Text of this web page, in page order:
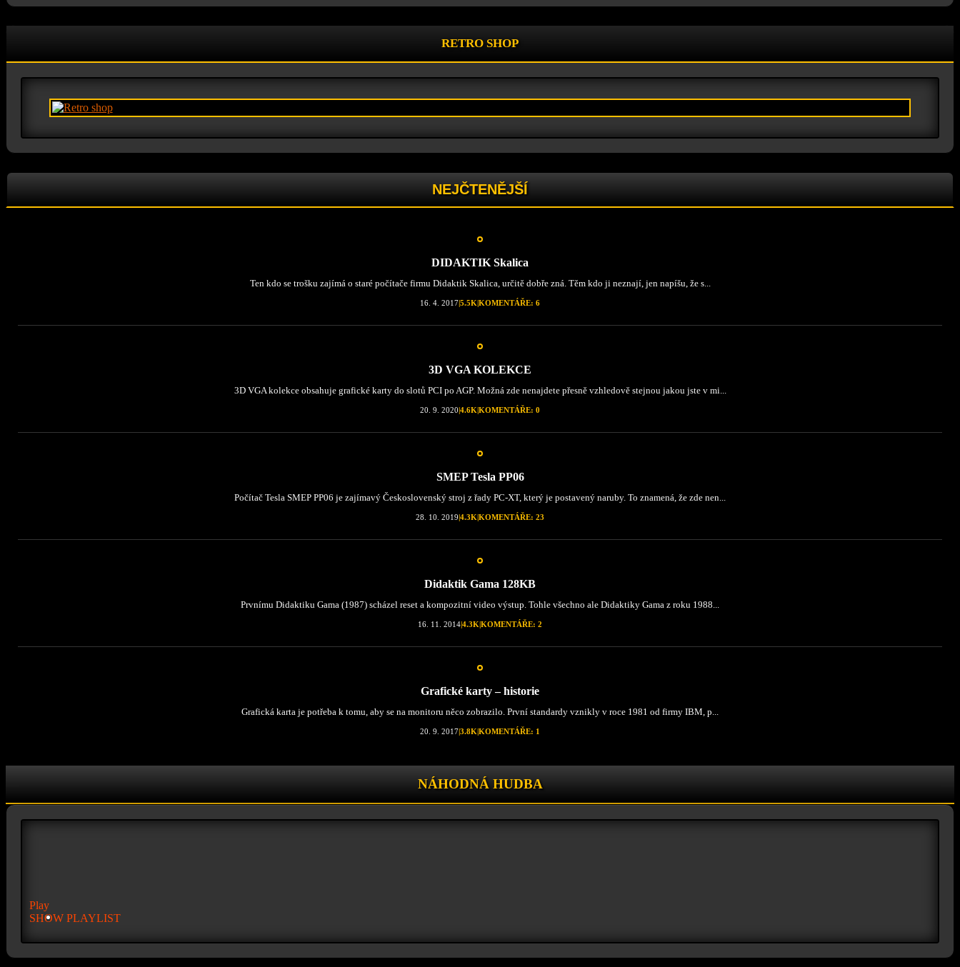
RETRO SHOP
NEJČTENĚJŠÍ
DIDAKTIK Skalica
Ten kdo se trošku zajímá o staré počítače firmu Didaktik Skalica, určitě dobře zná. Těm kdo ji neznají, jen napíšu, že s...
16. 4. 20175.5K KOMENTÁŘE: 6
3D VGA KOLEKCE
3D VGA kolekce obsahuje grafické karty do slotů PCI po AGP. Možná zde nenajdete přesně vzhledově stejnou jakou jste v mi...
20. 9. 2020 4.6K KOMENTÁŘE: 0
SMEP Tesla PP06
Počítač Tesla SMEP PP06 je zajímavý Československý stroj z řady PC-XT, který je postavený naruby. To znamená, že zde nen...
28. 10. 2019 4.3K KOMENTÁŘE: 23
Didaktik Gama 128KB
Prvnímu Didaktiku Gama (1987) scházel reset a kompozitní video výstup. Tohle všechno ale Didaktiky Gama z roku 1988...
16. 11. 20144.3K KOMENTÁŘE: 2
Grafické karty – historie
Grafická karta je potřeba k tomu, aby se na monitoru něco zobrazilo. První standardy vznikly v roce 1981 od firmy IBM, p...
20. 9. 20173.8K KOMENTÁŘE: 1
NÁHODNÁ HUDBA
Play
SHOW PLAYLIST